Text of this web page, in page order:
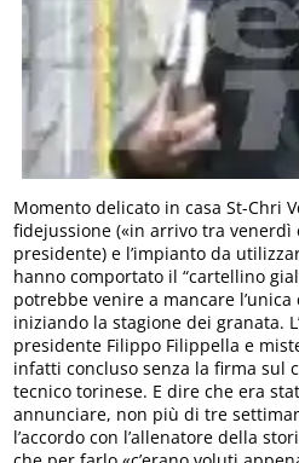
Momento delicato in casa St-Chri
fidejussione («in arrivo tra venerdì
presidente) e l’impianto da
hanno comportato il “cartellino
potrebbe venire a mancare
iniziando la stagione dei granata.
presidente Filippo Filippella e
infatti concluso senza la firma sul
tecnico torinese. E dire che era
annunciare, non più di tre
l’accordo con l’allenatore della